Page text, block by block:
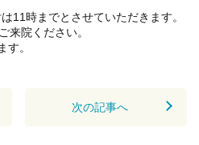
11時までとさせていただきます。
来院ください。
す。
次の記事へ